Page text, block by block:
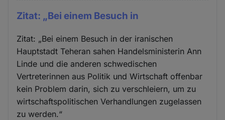
Zitat: „Bei einem Besuch in
Zitat: „Bei einem Besuch in der iranischen
Hauptstadt Teheran sahen Handelsministerin Ann
Linde und die anderen schwedischen
Vertreterinnen aus Politik und Wirtschaft offenbar
kein Problem darin, sich zu verschleiern, um zu
wirtschaftspolitischen Verhandlungen zugelassen
zu werden.“